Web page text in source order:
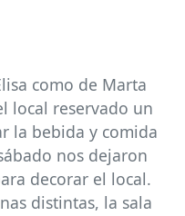
como de Marta
local reservado un
la bebida y comida
nos dejaron
decorar el local.
distintas, la sala